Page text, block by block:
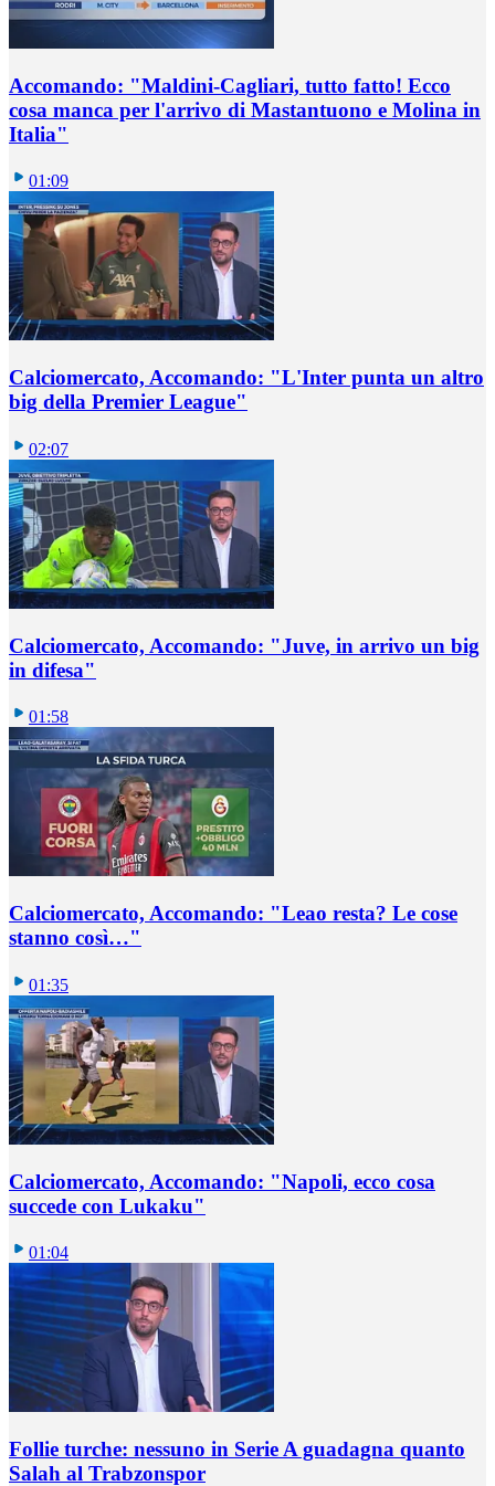
Accomando: "Maldini-Cagliari, tutto fatto! Ecco
cosa manca per l'arrivo di Mastantuono e Molina in
Italia"
01:09
Calciomercato, Accomando: "L'Inter punta un altro
big della Premier League"
02:07
Calciomercato, Accomando: "Juve, in arrivo un big
in difesa"
01:58
Calciomercato, Accomando: "Leao resta? Le cose
stanno così…"
01:35
Calciomercato, Accomando: "Napoli, ecco cosa
succede con Lukaku"
01:04
Follie turche: nessuno in Serie A guadagna quanto
Salah al Trabzonspor